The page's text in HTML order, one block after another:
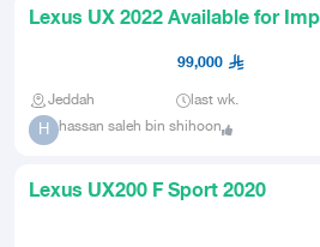
Lexus UX 2022 Available for Import
99,000
Jeddah last wk.
H hassan saleh bin shihoon
Lexus UX200 F Sport 2020